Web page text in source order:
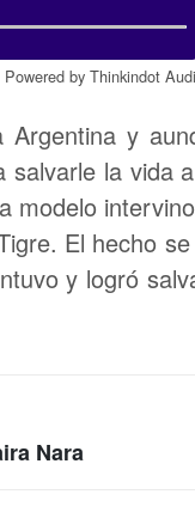
Powered by Thinkindot
y
salvarle la vida
modelo
El hecho
y logró
Nara